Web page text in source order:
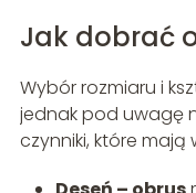
Jak dobrać
Wybór rozmiaru i
jednak pod uwagę
czynniki, które mają